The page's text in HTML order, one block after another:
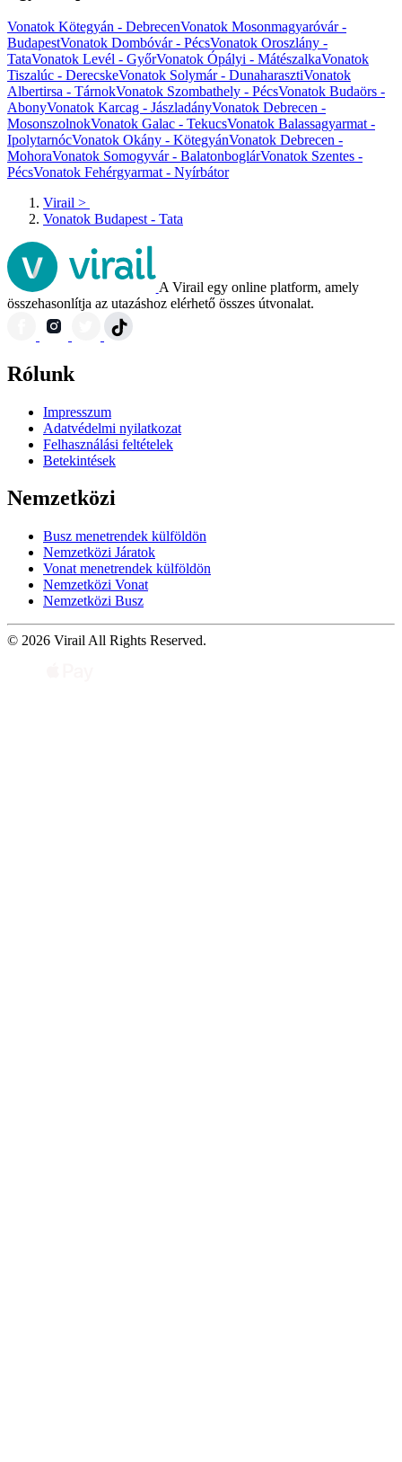
Vonatok Kötegyán - DebrecenVonatok Mosonmagyaróvár -
BudapestVonatok Dombóvár - PécsVonatok Oroszlány -
TataVonatok Levél - GyőrVonatok Ópályi - MátészalkaVonatok
Tiszalúc - DerecskeVonatok Solymár - DunaharasztiVonatok
Albertirsa - TárnokVonatok Szombathely - PécsVonatok Budaörs -
AbonyVonatok Karcag - JászladányVonatok Debrecen -
MosonszolnokVonatok Galac - TekucsVonatok Balassagyarmat -
IpolytarnócVonatok Okány - KötegyánVonatok Debrecen -
MohoraVonatok Somogyvár - BalatonboglárVonatok Szentes -
PécsVonatok Fehérgyarmat - Nyírbátor
Virail >
Vonatok Budapest - Tata
A Virail egy online platform, amely
összehasonlítja az utazáshoz elérhető összes útvonalat.
Rólunk
Impresszum
Adatvédelmi nyilatkozat
Felhasználási feltételek
Betekintések
Nemzetközi
Busz menetrendek külföldön
Nemzetközi Járatok
Vonat menetrendek külföldön
Nemzetközi Vonat
Nemzetközi Busz
© 2026 Virail All Rights Reserved.